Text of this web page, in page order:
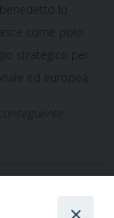
lo
come polo
strategico per
ed europea.